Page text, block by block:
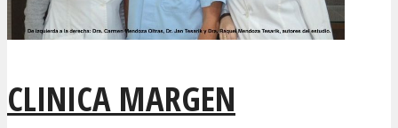
CLINICA MARGEN